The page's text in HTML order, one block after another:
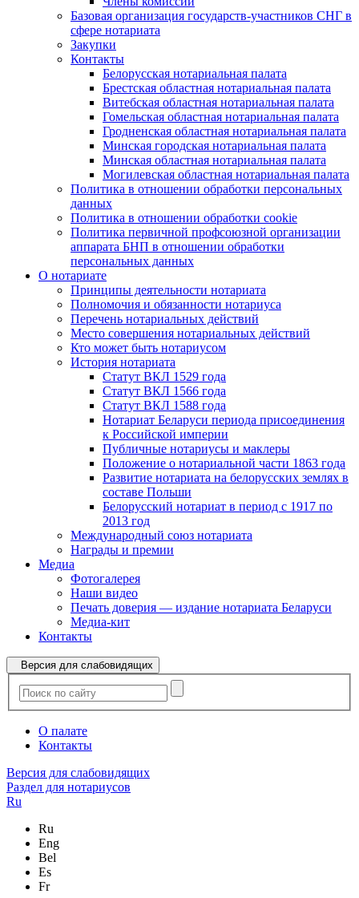
Базовая организация государств-участников СНГ в
сфере нотариата
Закупки
Контакты
Белорусская нотариальная палата
Брестская областная нотариальная палата
Витебская областная нотариальная палата
Гомельская областная нотариальная палата
Гродненская областная нотариальная палата
Минская городская нотариальная палата
Минская областная нотариальная палата
Могилевская областная нотариальная палата
Политика в отношении обработки персональных
данных
Политика в отношении обработки cookie
Политика первичной профсоюзной организации
аппарата БНП в отношении обработки
персональных данных
О нотариате
Принципы деятельности нотариата
Полномочия и обязанности нотариуса
Перечень нотариальных действий
Место совершения нотариальных действий
Кто может быть нотариусом
История нотариата
Статут ВКЛ 1529 года
Статут ВКЛ 1566 года
Статут ВКЛ 1588 года
Нотариат Беларуси периода присоединения
к Российской империи
Публичные нотариусы и маклеры
Положение о нотариальной части 1863 года
Развитие нотариата на белорусских землях в
составе Польши
Белорусский нотариат в период с 1917 по
2013 год
Международный союз нотариата
Награды и премии
Медиа
Фотогалерея
Наши видео
Печать доверия — издание нотариата Беларуси
Медиа-кит
Контакты
Версия для слабовидящих
О палате
Контакты
Версия для слабовидящих
Раздел для нотариусов
Ru
Ru
Eng
Bel
Es
Fr